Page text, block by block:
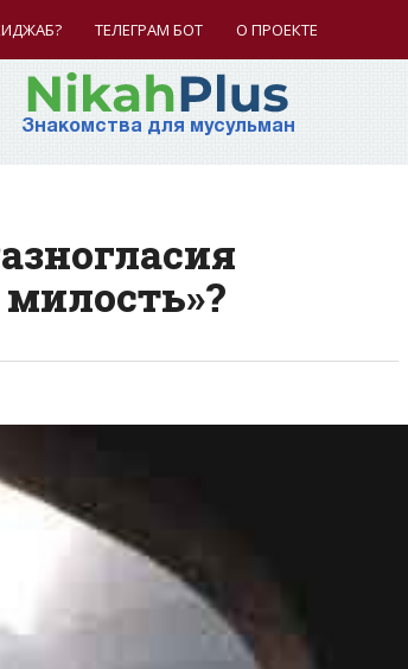
ТЕЛЕГРАМ БОТ О ПРОЕКТЕ
Знакомства для мусульман